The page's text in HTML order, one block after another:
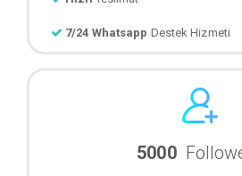
7/24 Whatsapp Destek
5000